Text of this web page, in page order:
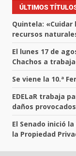
ÚLTIMOS
Quintela:
recursos
El lunes 17 de
Chachos a
Se viene la 10.ª
EDELaR trabaja
daños
El Senado inició
la Propiedad